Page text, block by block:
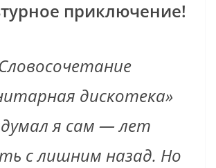
приключение!
дискотека»
я сам — лет
с лишним назад. Но